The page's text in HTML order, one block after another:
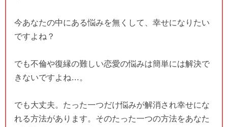
今あなたの中にある悩みを無くして、幸せになりたい
ですよね？
でも不倫や復縁の難しい恋愛の悩みは簡単には解決で
きないですよね…。
でも大丈夫。たった一つだけ悩みが解消され幸せにな
れる方法があります。そのたった一つの方法をあなた